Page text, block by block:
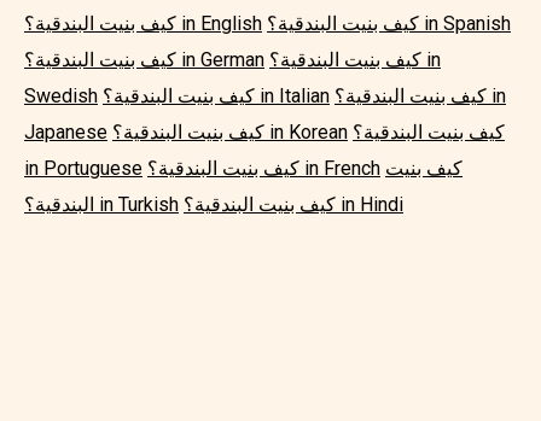
كيف بنيت البندقية؟ in English
كيف بنيت البندقية؟ in Spanish
كيف بنيت البندقية؟ in German كيف بنيت البندقية؟ in
Swedish
كيف بنيت البندقية؟ in Italian كيف بنيت البندقية؟ in
Japanese
كيف بنيت البندقية؟ in Korean كيف بنيت البندقية؟
in Portuguese
كيف بنيت البندقية؟ in French كيف بنيت
البندقية؟ in Turkish
كيف بنيت البندقية؟ in Hindi